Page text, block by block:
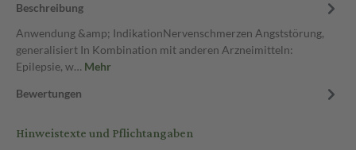
Beschreibung
Anwendung &amp; IndikationNervenschmerzen Angststörung,
generalisiert In Kombination mit anderen Arzneimitteln:
Epilepsie, w… Mehr
Bewertungen
Hinweistexte und Pflichtangaben